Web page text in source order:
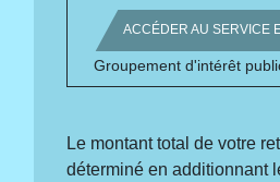
ACCÉDER AU SERVICE
Groupement d'intérêt
Le montant total de votre
déterminé en additionnant